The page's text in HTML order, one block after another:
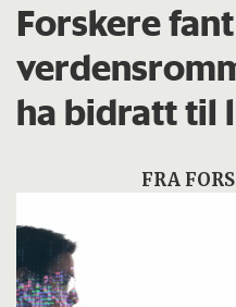
Forskere
ha bidratt til
FRA